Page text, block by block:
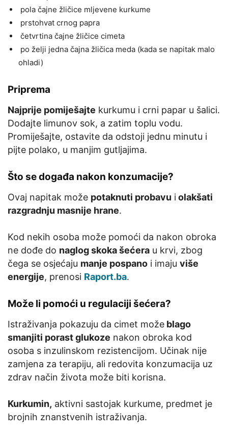
pola čajne žličice mljevene kurkume
prstohvat crnog papra
četvrtina čajne žličice cimeta
po želji jedna čajna žličica meda (kada se napitak malo
ohladi)
Priprema
Najprije pomiješajte kurkumu i crni papar u šalici.
Dodajte limunov sok, a zatim toplu vodu.
Promiješajte, ostavite da odstoji jednu minutu i
pijte polako, u manjim gutljajima.
Što se događa nakon konzumacije?
Ovaj napitak može potaknuti probavu iolakšati
razgradnju masnije hrane.
Kod nekih osoba može pomoći da nakon obroka
ne dođe do naglog skoka šećera u krvi, zbog
čega se osjećaju manje pospano i imaju više
energije, prenosi Raport.ba.
Može li pomoći u regulaciji šećera?
Istraživanja pokazuju da cimet može blago
smanjiti porast glukoze nakon obroka kod
osoba s inzulinskom rezistencijom. Učinak nije
zamjena za terapiju, ali redovita konzumacija uz
zdrav način života može biti korisna.
Kurkumin, aktivni sastojak kurkume, predmet je
brojnih znanstvenih istraživanja.